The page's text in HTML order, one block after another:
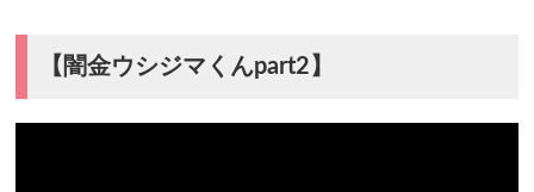
【闇金ウシジマくんpart2】